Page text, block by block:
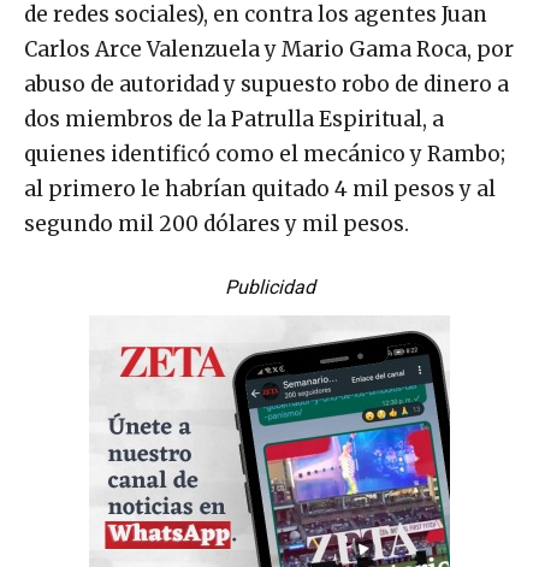
de redes sociales), en contra los agentes Juan
Carlos Arce Valenzuela y Mario Gama Roca, por
abuso de autoridad y supuesto robo de dinero a
dos miembros de la Patrulla Espiritual, a
quienes identificó como el mecánico y Rambo;
al primero le habrían quitado 4 mil pesos y al
segundo mil 200 dólares y mil pesos.
Publicidad